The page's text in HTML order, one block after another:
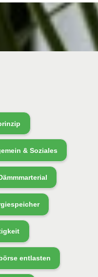
& Soziales
entlasten